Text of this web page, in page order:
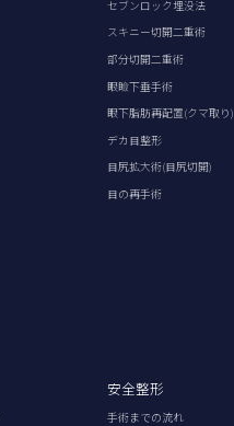
セブンロック埋没法
スキニー切開二重術
部分切開二重術
眼瞼下垂手術
眼下脂肪再配置(クマ取り)
デカ目整形
目尻拡大術(目尻切開)
目の再手術
安全整形
手術までの流れ